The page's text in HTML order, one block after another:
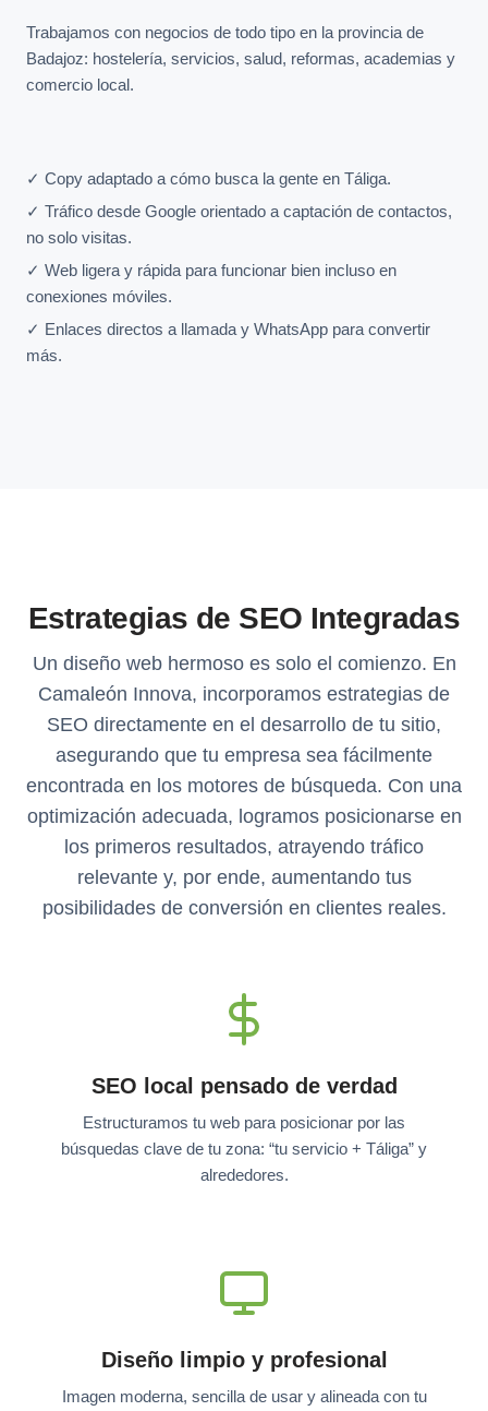
Trabajamos con negocios de todo tipo en la provincia de
Badajoz: hostelería, servicios, salud, reformas, academias y
comercio local.
✓ Copy adaptado a cómo busca la gente en Táliga.
✓ Tráfico desde Google orientado a captación de contactos,
no solo visitas.
✓ Web ligera y rápida para funcionar bien incluso en
conexiones móviles.
✓ Enlaces directos a llamada y WhatsApp para convertir
más.
Estrategias de SEO Integradas
Un diseño web hermoso es solo el comienzo. En
Camaleón Innova, incorporamos estrategias de
SEO directamente en el desarrollo de tu sitio,
asegurando que tu empresa sea fácilmente
encontrada en los motores de búsqueda. Con una
optimización adecuada, logramos posicionarse en
los primeros resultados, atrayendo tráfico
relevante y, por ende, aumentando tus
posibilidades de conversión en clientes reales.
SEO local pensado de verdad
Estructuramos tu web para posicionar por las
búsquedas clave de tu zona: “tu servicio + Táliga” y
alrededores.
Diseño limpio y profesional
Imagen moderna, sencilla de usar y alineada con tu